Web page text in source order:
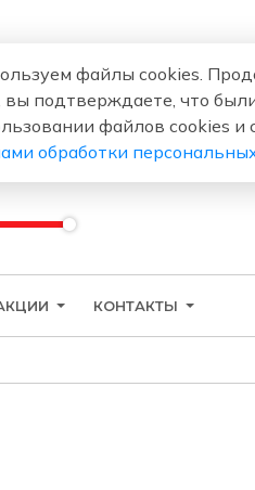
КОНТАКТЫ
файлы cookies.
вы подтверждаете, что
файлов cookies и
обработки